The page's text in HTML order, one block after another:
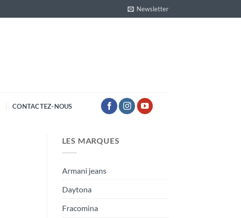
Newsletter
CONTACTEZ-NOUS
LES MARQUES
Armani jeans
Daytona
Fracomina